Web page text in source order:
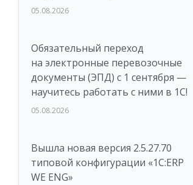
05.08.2026
Обязательный переход
на электронные перевозочные
документы (ЭПД) с 1 сентября —
научитесь работать с ними в 1С!
05.08.2026
Вышла новая версия 2.5.27.70
типовой конфигурации «1С:ERP
WE ENG»